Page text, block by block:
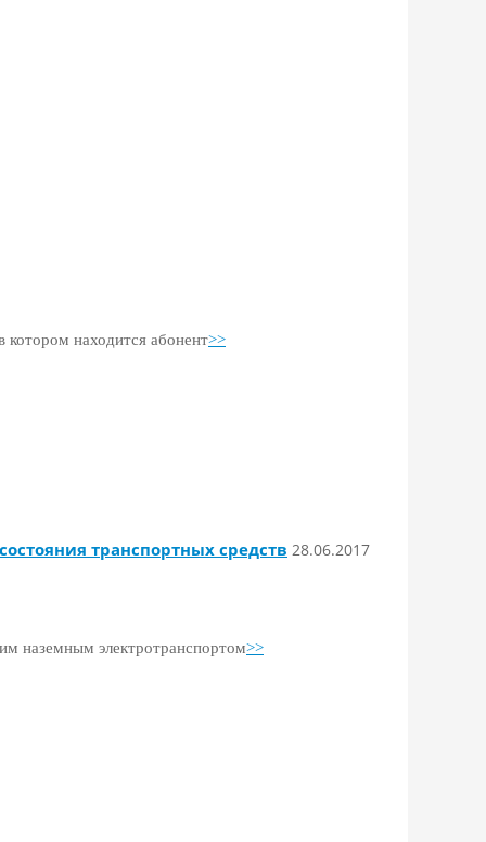
котором находится абонент>>
транспортных средств 28.06.2017
наземным электротранспортом>>